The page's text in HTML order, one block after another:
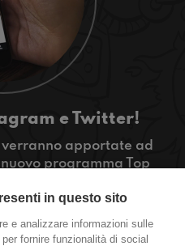
e Twitter!
apportate ad
programma Top
episodio!
in questo sito
e analizzare informazioni sulle
fornire funzionalità di social